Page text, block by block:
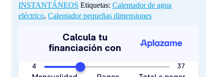
INSTANTÁNEOS Etiquetas: Calentador de agua
eléctrico, Calentador pequeñas dimensiones